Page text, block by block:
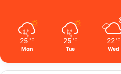
25 ℃
Mon
25 ℃
Tue
22 ℃
Wed